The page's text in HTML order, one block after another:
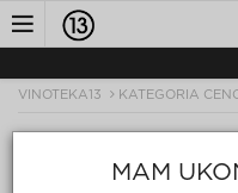
Toggle
VINOTEKA13 KATEGORIA
MAM